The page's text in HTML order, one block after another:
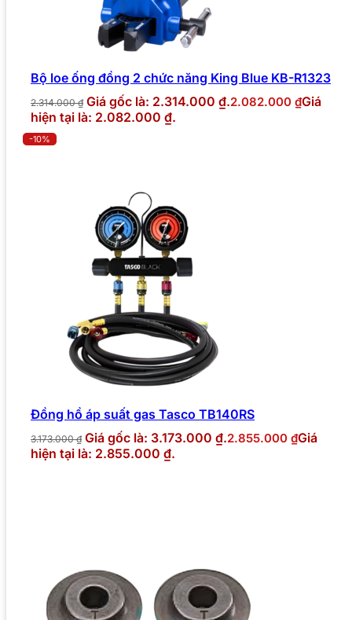
Bộ loe ống đồng 2 chức năng King Blue KB-R1323
2.314.000₫ Giá gốc là: 2.314.000 ₫.2.082.000 ₫Giá
hiện tại là: 2.082.000 ₫.
-10%
Đồng hồ áp suất gas Tasco TB140RS
3.173.000₫ Giá gốc là: 3.173.000 ₫.2.855.000 ₫Giá
hiện tại là: 2.855.000 ₫.